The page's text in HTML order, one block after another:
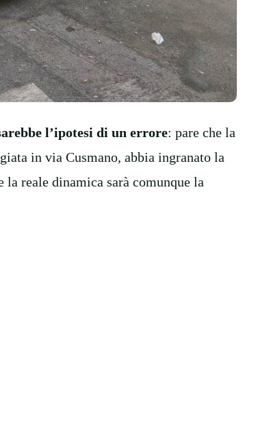
l’ipotesi di un errore: pare che la
in via Cusmano, abbia ingranato la
reale dinamica sarà comunque la